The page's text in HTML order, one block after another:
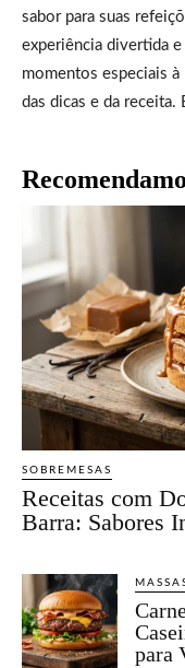
sabor para suas
experiência divertida
momentos especiais
das dicas e da receita.
SOBREMESAS
Receitas com
Barra: Sabores
para